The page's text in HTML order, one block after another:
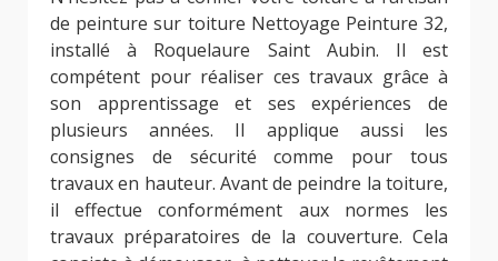
de peinture sur toiture Nettoyage Peinture 32,
installé à Roquelaure Saint Aubin. Il est
compétent pour réaliser ces travaux grâce à
son apprentissage et ses expériences de
plusieurs années. Il applique aussi les
consignes de sécurité comme pour tous
travaux en hauteur. Avant de peindre la toiture,
il effectue conformément aux normes les
travaux préparatoires de la couverture. Cela